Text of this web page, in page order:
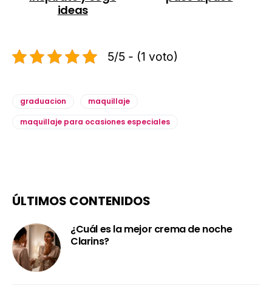
ideas
5/5 - (1 voto)
graduacion
maquillaje
maquillaje para ocasiones especiales
ÚLTIMOS CONTENIDOS
¿Cuál es la mejor crema de noche
Clarins?